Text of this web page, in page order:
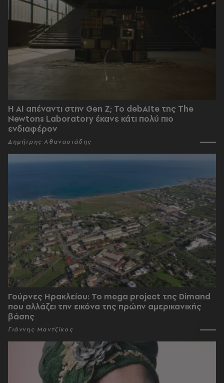
Η AI απέναντι στην Gen Z; Το debAIte της The
Newtons Laboratory έκανε κάτι πολύ πιο
ενδιαφέρον
Δημήτρης Αθανασιάδης
Γούρνες Ηρακλείου: To mega project της Dimand
που αλλάζει την εικόνα της πρώην αμερικανικής
βάσης
Γιάννης Μαντζίκος